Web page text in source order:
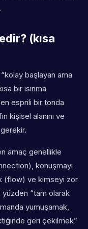
(kısa
başlayan ama
bir ısınma
esprili bir tonda
kişisel alanını ve
amaç genellikle
konuşmayı
(flow) ve kimseyi zor
“tam olarak
yumuşamak,
geri çekilmek”